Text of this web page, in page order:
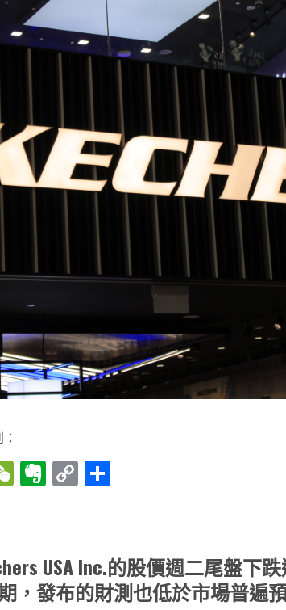
WeChat
Evernote
Copy
USA Inc.的股價週二尾盤下
，發布的財測也低於市場普遍